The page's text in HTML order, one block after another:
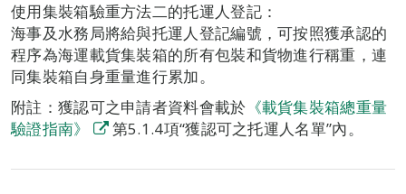
使用集裝箱驗重方法二的托運人登記：
海事及水務局將給與托運人登記編號，可按照獲承認的
程序為海運載貨集裝箱的所有包裝和貨物進行稱重，連
同集裝箱自身重量進行累加。
附註：獲認可之申請者資料會載於 《載貨集裝箱總重量
驗證指南》
第5.1.4項“獲認可之托運人名單”內。